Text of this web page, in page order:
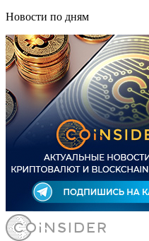
Новости по дням